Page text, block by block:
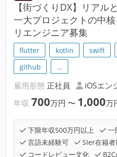
【街づくりDX】リアル
一大プロジェクトの中
リエンジニア募集
flutter kotlin swift
github
…
雇用形態 正社員 iOSエン
年収 700万円 〜 1,000万
下限年収500万円以上
一
言語未経験可
SIer在籍者
コードレビュー文化